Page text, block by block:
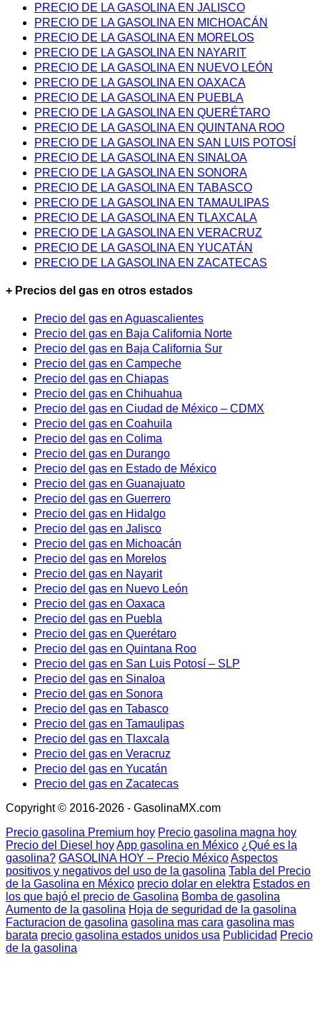
PRECIO DE LA GASOLINA EN JALISCO
PRECIO DE LA GASOLINA EN MICHOACÁN
PRECIO DE LA GASOLINA EN MORELOS
PRECIO DE LA GASOLINA EN NAYARIT
PRECIO DE LA GASOLINA EN NUEVO LEÓN
PRECIO DE LA GASOLINA EN OAXACA
PRECIO DE LA GASOLINA EN PUEBLA
PRECIO DE LA GASOLINA EN QUERÉTARO
PRECIO DE LA GASOLINA EN QUINTANA ROO
PRECIO DE LA GASOLINA EN SAN LUIS POTOSÍ
PRECIO DE LA GASOLINA EN SINALOA
PRECIO DE LA GASOLINA EN SONORA
PRECIO DE LA GASOLINA EN TABASCO
PRECIO DE LA GASOLINA EN TAMAULIPAS
PRECIO DE LA GASOLINA EN TLAXCALA
PRECIO DE LA GASOLINA EN VERACRUZ
PRECIO DE LA GASOLINA EN YUCATÁN
PRECIO DE LA GASOLINA EN ZACATECAS
+ Precios del gas en otros estados
Precio del gas en Aguascalientes
Precio del gas en Baja California Norte
Precio del gas en Baja California Sur
Precio del gas en Campeche
Precio del gas en Chiapas
Precio del gas en Chihuahua
Precio del gas en Ciudad de México – CDMX
Precio del gas en Coahuila
Precio del gas en Colima
Precio del gas en Durango
Precio del gas en Estado de México
Precio del gas en Guanajuato
Precio del gas en Guerrero
Precio del gas en Hidalgo
Precio del gas en Jalisco
Precio del gas en Michoacán
Precio del gas en Morelos
Precio del gas en Nayarit
Precio del gas en Nuevo León
Precio del gas en Oaxaca
Precio del gas en Puebla
Precio del gas en Querétaro
Precio del gas en Quintana Roo
Precio del gas en San Luis Potosí – SLP
Precio del gas en Sinaloa
Precio del gas en Sonora
Precio del gas en Tabasco
Precio del gas en Tamaulipas
Precio del gas en Tlaxcala
Precio del gas en Veracruz
Precio del gas en Yucatán
Precio del gas en Zacatecas
Copyright © 2016-2026 - GasolinaMX.com
Precio gasolina Premium hoy Precio gasolina magna hoy
Precio del Diesel hoyApp gasolina en México ¿Qué es la
gasolina? GASOLINA HOY – Precio MéxicoAspectos
positivos y negativos del uso de la gasolina Tabla del Precio
de la Gasolina en México precio dolar en elektra Estados en
los que bajó el precio de Gasolina Bomba de gasolina
Aumento de la gasolina Hoja de seguridad de la gasolina
Facturacion de gasolina gasolina mas cara gasolina mas
barata precio gasolina estados unidos usa Publicidad Precio
de la gasolina